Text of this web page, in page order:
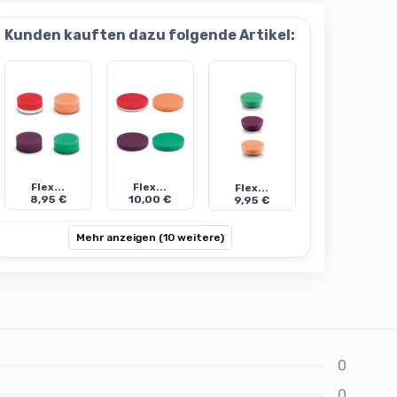
Kunden kauften dazu folgende Artikel:
Flex...
8,95 €
Flex...
10,00 €
Flex...
9,95 €
Mehr anzeigen (10 weitere)
0